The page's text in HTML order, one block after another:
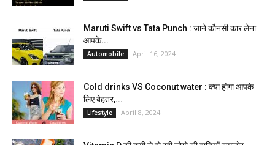
Maruti Swift vs Tata Punch : जाने कौनसी कार लेना
आपके...
Automobile April 16, 2024
Cold drinks VS Coconut water : क्या होगा आपके
लिए बेहतर,...
Lifestyle April 8, 2024